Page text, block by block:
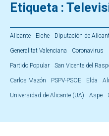
Etiqueta :
Alicante Elche Diputación de
Generalitat Valenciana Coronavirus
Partido Popular San Vicente del
Carlos Mazón PSPV-PSOE Elda
Universidad de Alicante (UA) Aspe